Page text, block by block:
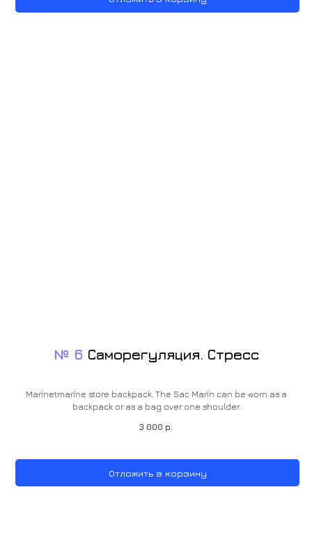
№ 6 Саморегуляция. Стресс
Marinetmarine store backpack. The Sac Marin can be worn as a
backpack or as a bag over one shoulder.
3 000 р.
Отложить в корзину